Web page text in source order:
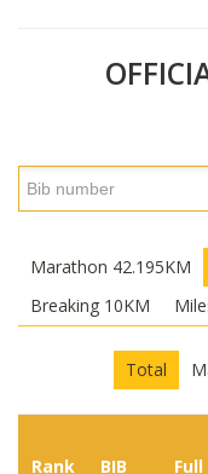
Marathon 42.195KM
Breaking 10KM
Total
Rank BIB